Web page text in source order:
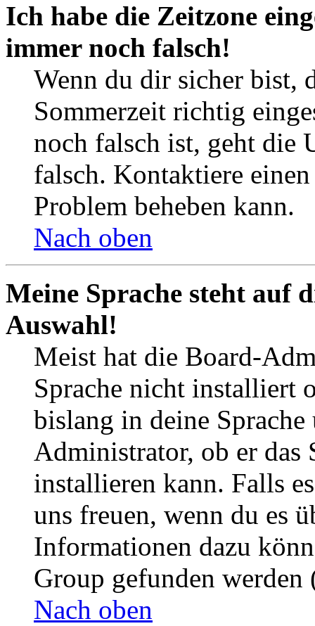
Ich habe die Zeitzone
immer noch falsch!
Wenn du dir sicher bist,
Sommerzeit richtig
noch falsch ist, geht die
falsch. Kontaktiere
Problem beheben kann.
Nach oben
Meine Sprache steht auf
Auswahl!
Meist hat die Board-
Sprache nicht installiert
bislang in deine
Administrator, ob er das
installieren kann. Falls
uns freuen, wenn du es
Informationen dazu
Group gefunden
Nach oben